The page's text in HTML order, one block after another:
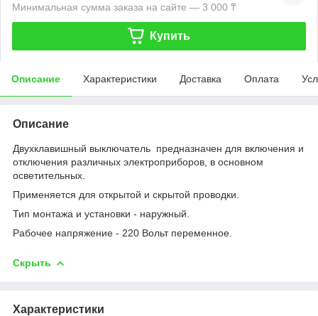
Минимальная сумма заказа на сайте — 3 000 ₸
Купить
Описание Характеристики Доставка Оплата
Описание
Двухклавишный выключатель предназначен для включения и
отключения различных электроприборов, в основном
осветительных.
Применяется для открытой и скрытой проводки.
Тип монтажа и установки - наружный.
Рабочее напряжение - 220 Вольт переменное.
Скрыть
Характеристики